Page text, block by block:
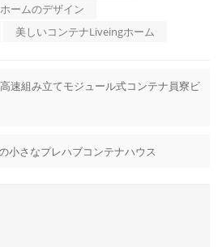
ームのデザイン
美しいコンテナLiveingホーム
速組み立てモジュール式コンテナ員寮ビ
小さなプレハブコンテナハウス